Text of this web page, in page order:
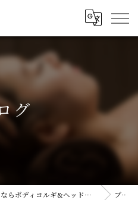
グ
心斎橋の深部リンパマッサージならボディコルギ&ヘッドスパ(ヘッドコルギ)専門店ボディバランス 大阪心斎橋店 ブログ